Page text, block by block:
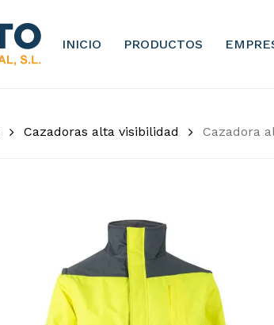
INICIO PRODUCTOS
Cazadoras alta visibilidad Cazadora